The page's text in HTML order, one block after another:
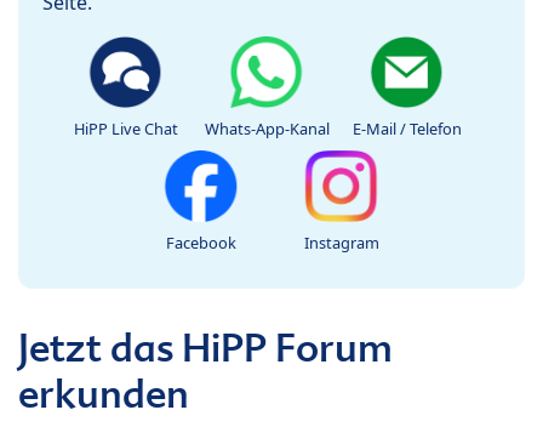
HiPP Live Chat Whats-App-Kanal E-Mail / Telefon
Facebook Instagram
Jetzt das HiPP Forum
erkunden